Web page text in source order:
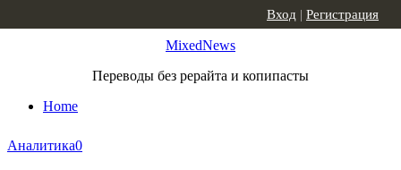
MixedNews
Переводы без рерайта и копипасты
Home
Вход | Регистрация
Аналитика0